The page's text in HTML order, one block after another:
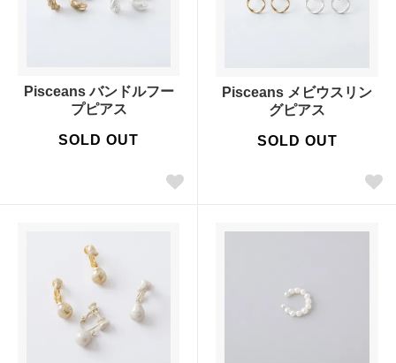
Pisceans バンドルフー
プピアス
SOLD OUT
Pisceans メビウスリン
グピアス
SOLD OUT